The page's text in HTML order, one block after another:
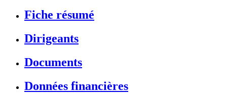
Fiche résumé
Dirigeants
Documents
Données financières